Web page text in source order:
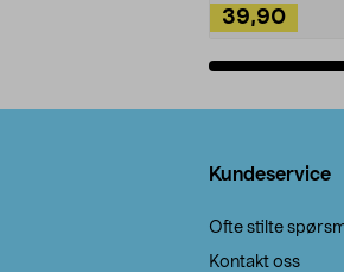
39,90
Kundeservice
Ofte stilte
Kontakt oss